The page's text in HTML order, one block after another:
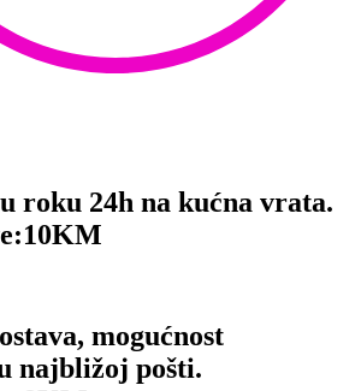
roku 24h na kućna vrata.
10KM
mogućnost
najbližoj pošti.